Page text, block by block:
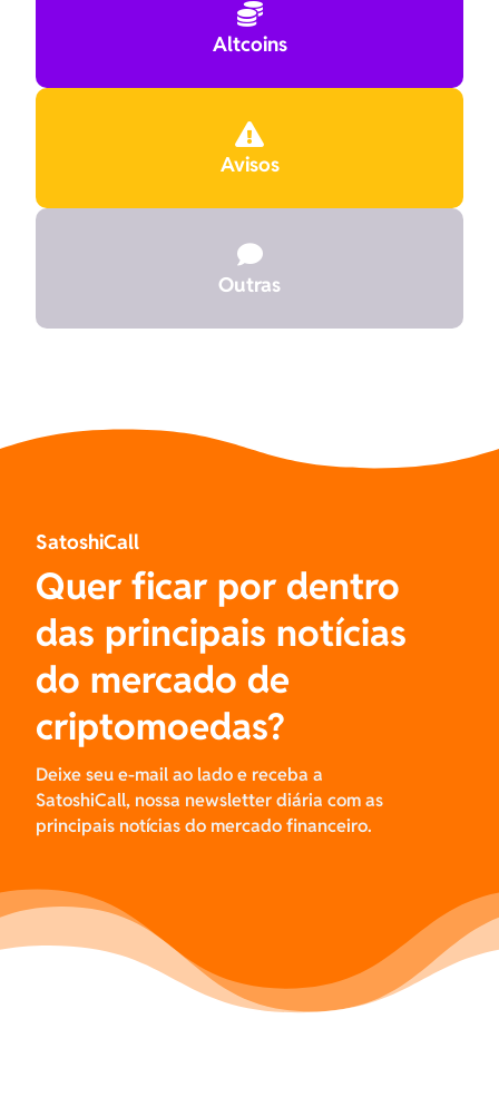

Altcoins

Avisos

Outras
SatoshiCall
Quer ficar por dentro
das principais notícias
do mercado de
criptomoedas?
Deixe seu e-mail ao lado e receba a
SatoshiCall, nossa newsletter diária com as
principais notícias do mercado financeiro.